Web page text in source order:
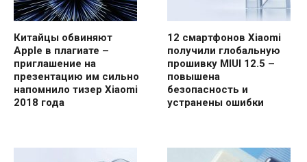
Китайцы обвиняют
Apple в плагиате –
приглашение на
презентацию им сильно
напомнило тизер Xiaomi
2018 года
12 смартфонов Xiaomi
получили глобальную
прошивку MIUI 12.5 –
повышена
безопасность и
устранены ошибки